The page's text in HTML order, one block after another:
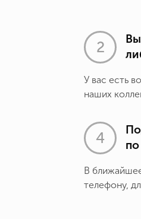
У вас есть
наших
В
телефону,